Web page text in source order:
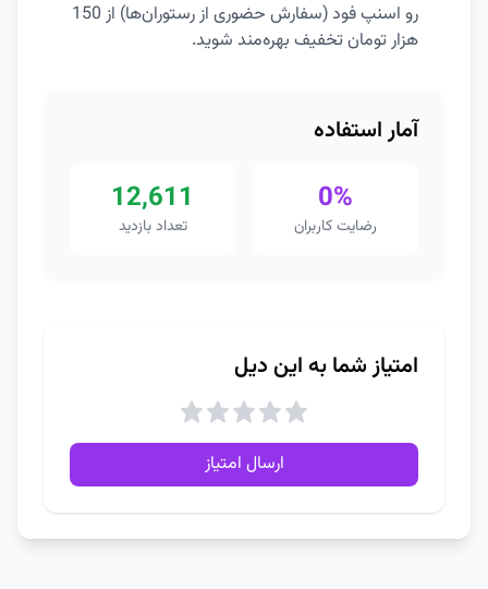
رو اسنپ فود (سفارش حضوری از رستوران‌ها) از 150
هزار تومان تخفیف بهره‌مند شوید.
آمار استفاده
0%
رضایت کاربران
12,611
تعداد بازدید
امتیاز شما به این دیل
ارسال امتیاز